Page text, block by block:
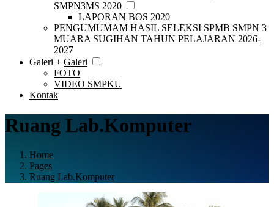
SMPN3MS 2020
LAPORAN BOS 2020
PENGUMUMAM HASIL SELEKSI SPMB SMPN 3
MUARA SUGIHAN TAHUN PELAJARAN 2026-
2027
Galeri + Galeri
FOTO
VIDEO SMPKU
Kontak
Ruang Lab.Komputer
Home
Pages
Ruang Lab.Komputer